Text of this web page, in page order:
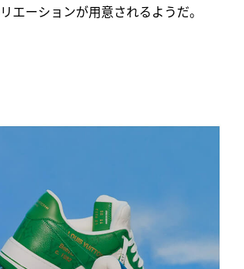
エーションが用意されるようだ。